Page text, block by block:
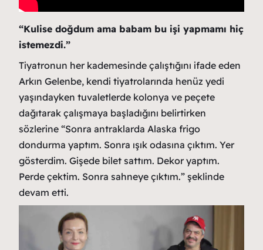
“Kulise doğdum ama babam bu işi yapmamı hiç
istemezdi.”
Tiyatronun her kademesinde çalıştığını ifade eden
Arkın Gelenbe, kendi tiyatrolarında henüz yedi
yaşındayken tuvaletlerde kolonya ve peçete
dağıtarak çalışmaya başladığını belirtirken
sözlerine “Sonra antraklarda Alaska frigo
dondurma yaptım. Sonra ışık odasına çıktım. Yer
gösterdim. Gişede bilet sattım. Dekor yaptım.
Perde çektim. Sonra sahneye çıktım.” şeklinde
devam etti.